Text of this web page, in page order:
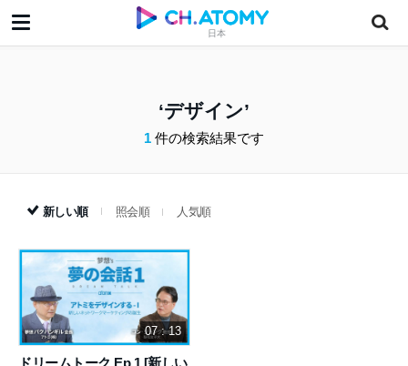
日本
デザイン
1 件の検索結果です
新しい順 照会順 人気順
07 : 13